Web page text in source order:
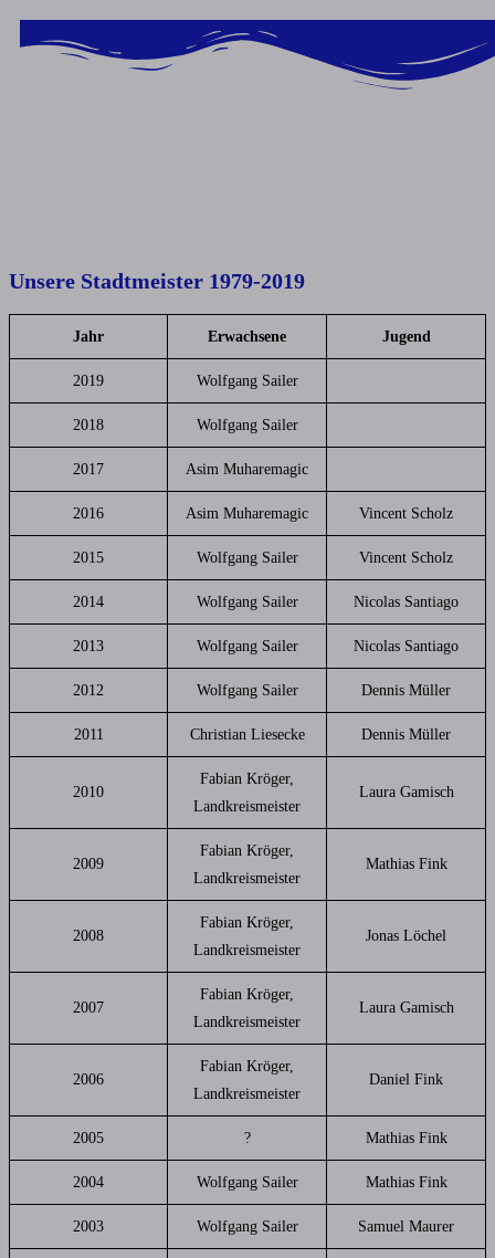
springen
Unsere Stadtmeister 1979-2019
Jahr Erwachsene Jugend
2019 Wolfgang Sailer
2018 Wolfgang Sailer
2017 Asim Muharemagic
2016 Asim Muharemagic Vincent Scholz
2015 Wolfgang Sailer Vincent Scholz
2014 Wolfgang Sailer Nicolas Santiago
2013 Wolfgang Sailer Nicolas Santiago
2012 Wolfgang Sailer Dennis Müller
2011 Christian Liesecke Dennis Müller
2010
Fabian Kröger,
Landkreismeister
Laura Gamisch
2009
Fabian Kröger,
Landkreismeister
Mathias Fink
2008
Fabian Kröger,
Landkreismeister
Jonas Löchel
2007
Fabian Kröger,
Landkreismeister
Laura Gamisch
2006
Fabian Kröger,
Landkreismeister
Daniel Fink
2005 ? Mathias Fink
2004 Wolfgang Sailer Mathias Fink
2003 Wolfgang Sailer Samuel Maurer